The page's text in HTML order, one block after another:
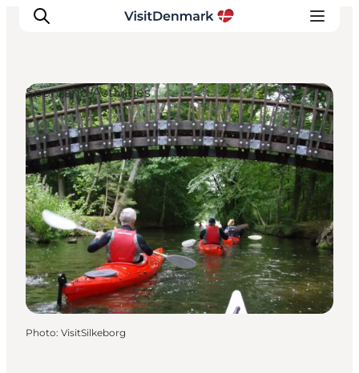
Inspirations
Destinations
Quoi faire
Hébergements
Planifiez votre voyage
Sport and Activities
Photo: VisitSilkeborg